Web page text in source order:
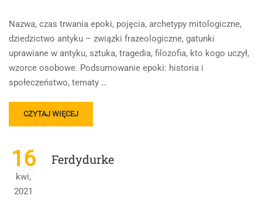
Nazwa, czas trwania epoki, pojęcia, archetypy mitologiczne,
dziedzictwo antyku – związki frazeologiczne, gatunki
uprawiane w antyku, sztuka, tragedia, filozofia, kto kogo uczył,
wzorce osobowe. Podsumowanie epoki: historia i
społeczeństwo, tematy …
READ
MORE
ANTYK
CZYTAJ WIĘCEJ
16
kwi,
2021
Ferdydurke